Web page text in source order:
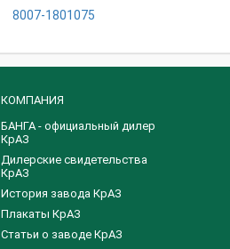
8007-1801075
КОМПАНИЯ
БАНГА - официальный дилер
КрАЗ
Дилерские свидетельства
КрАЗ
История завода КрАЗ
Плакаты КрАЗ
Статьи о заводе КрАЗ